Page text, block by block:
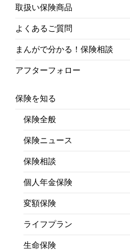
取扱い保険商品
よくあるご質問
まんがで分かる！保険相談
アフターフォロー
保険を知る
保険全般
保険ニュース
保険相談
個人年金保険
変額保険
ライフプラン
生命保険